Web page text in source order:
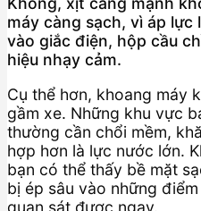
máy càng sạch, vì áp
vào giắc điện, hộp cầu
hiệu nhạy cảm.
Cụ thể hơn, khoang máy
gầm xe. Những khu vực
thường cần chổi mềm,
hợp hơn là lực nước lớn.
bạn có thể thấy bề mặt
bị ép sâu vào những
quan sát được ngay.